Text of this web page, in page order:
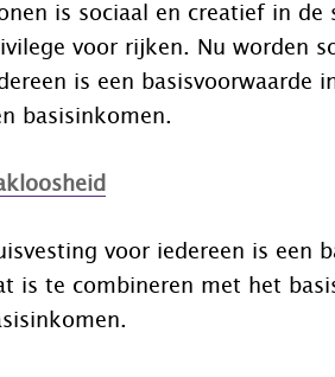
is sociaal en creatief in de
voor rijken. Nu worden
is een basisvoorwaarde
basisinkomen.
voor iedereen is een
is te combineren met het